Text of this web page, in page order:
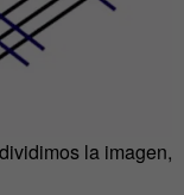
la imagen,